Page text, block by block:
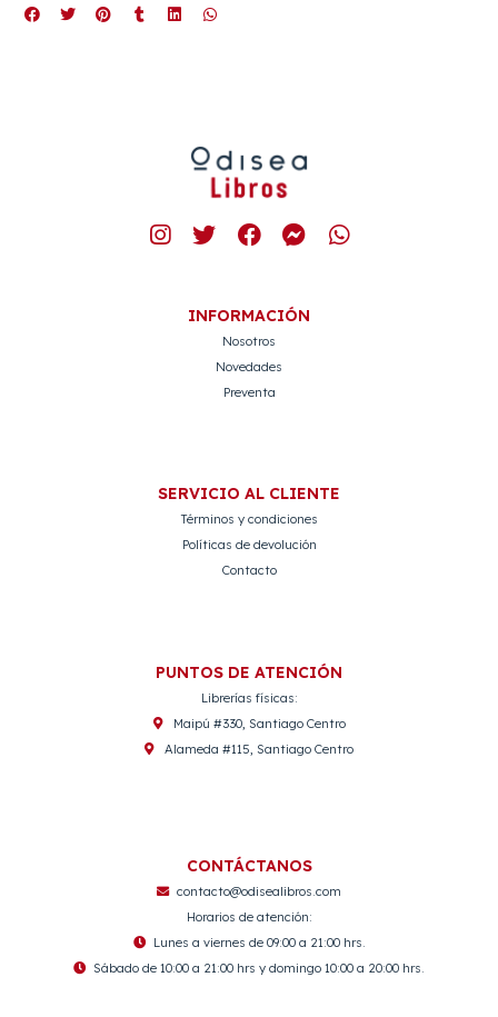
INFORMACIÓN
Nosotros
Novedades
Preventa
SERVICIO AL CLIENTE
Términos y condiciones
Políticas de devolución
Contacto
PUNTOS DE ATENCIÓN
Librerías físicas:
Maipú #330, Santiago Centro
Alameda #115, Santiago Centro
CONTÁCTANOS
contacto@odisealibros.com
Horarios de atención:
Lunes a viernes de 09:00 a 21:00 hrs.
Sábado de 10:00 a 21:00 hrs y domingo 10:00 a 20:00 hrs.